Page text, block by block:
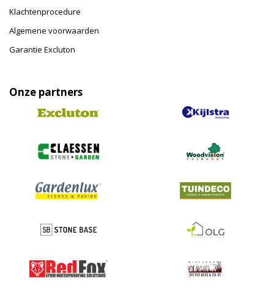
Klachtenprocedure
Algemene voorwaarden
Garantie Excluton
Onze partners